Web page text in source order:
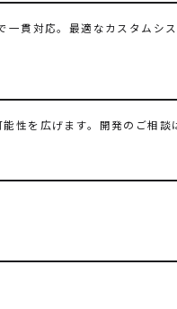
貫対応。最適なカスタムシ
性を広げます。開発のご相談